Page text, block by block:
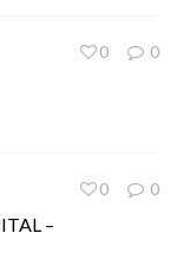
0
0
0
0
–